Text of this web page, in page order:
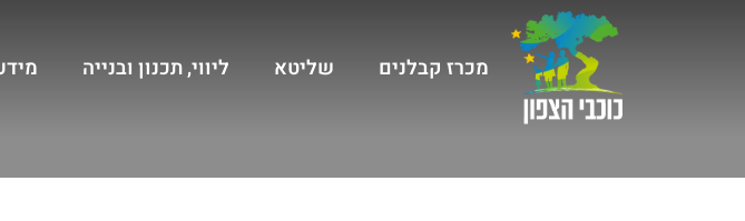
מכרז קבלנים שליטא ליווי, תכנון ובנייה